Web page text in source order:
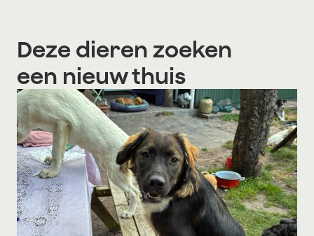
Deze dieren zoeken
een nieuw thuis